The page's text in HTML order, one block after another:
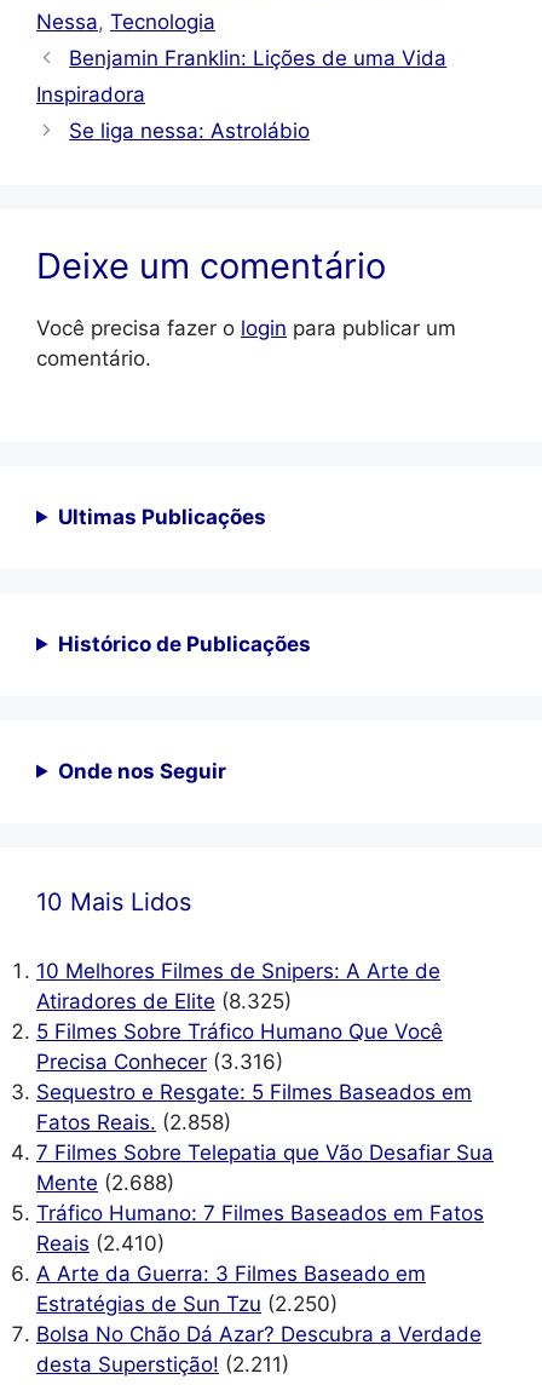
Nessa, Tecnologia
Benjamin Franklin: Lições de uma Vida
Inspiradora
Se liga nessa: Astrolábio
Deixe um comentário
Você precisa fazer o login para publicar um
comentário.
Ultimas Publicações
Histórico de Publicações
Onde nos Seguir
10 Mais Lidos
10 Melhores Filmes de Snipers: A Arte de
Atiradores de Elite (8.325)
5 Filmes Sobre Tráfico Humano Que Você
Precisa Conhecer (3.316)
Sequestro e Resgate: 5 Filmes Baseados em
Fatos Reais. (2.858)
7 Filmes Sobre Telepatia que Vão Desafiar Sua
Mente (2.688)
Tráfico Humano: 7 Filmes Baseados em Fatos
Reais (2.410)
A Arte da Guerra: 3 Filmes Baseado em
Estratégias de Sun Tzu (2.250)
Bolsa No Chão Dá Azar? Descubra a Verdade
desta Superstição! (2.211)